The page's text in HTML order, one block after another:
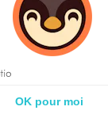
OK pour moi
2 personnes
consultent
actuellement cette